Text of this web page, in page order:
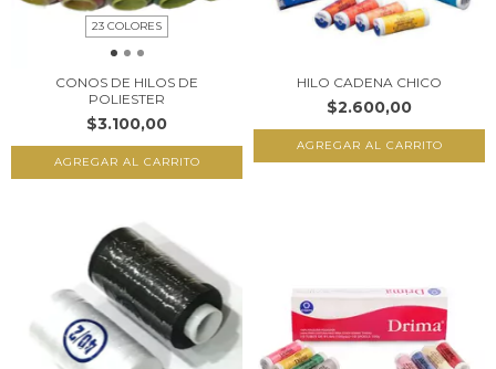
23 COLORES
CONOS DE HILOS DE
POLIESTER
$3.100,00
AGREGAR AL CARRITO
HILO CADENA CHICO
$2.600,00